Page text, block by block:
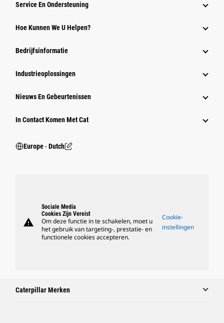
Service En Ondersteuning
Hoe Kunnen We U Helpen?
Bedrijfsinformatie
Industrieoplossingen
Nieuws En Gebeurtenissen
In Contact Komen Met Cat
Europe ‧ Dutch
warning
Sociale Media
Cookies Zijn Vereist
Om deze functie in te schakelen, moet u
het gebruik van targeting-, prestatie- en
functionele cookies accepteren.
Cookie-
instellingen
Caterpillar Merken